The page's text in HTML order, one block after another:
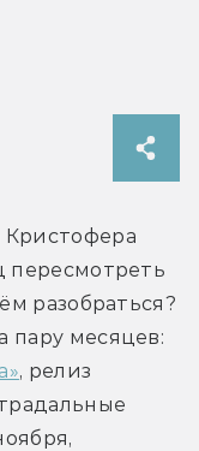
пересмотреть
разобраться?
пару месяцев:
, релиз